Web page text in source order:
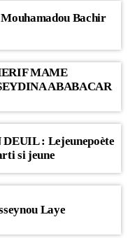
Bachir
MAME
ABABACAR
: Lejeunepoète
si jeune
Laye